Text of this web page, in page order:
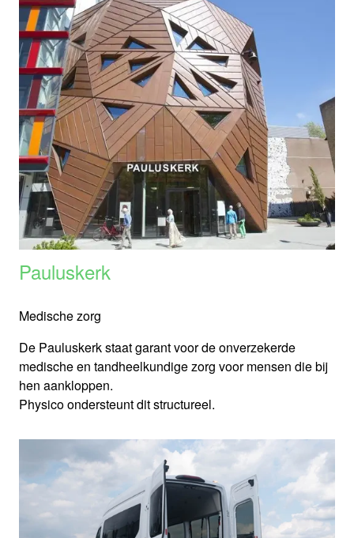
Pauluskerk
Medische zorg
De Pauluskerk staat garant voor de onverzekerde
medische en tandheelkundige zorg voor mensen die bij
hen aankloppen.
Physico ondersteunt dit structureel.